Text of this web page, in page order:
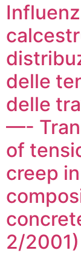
delle
delle
—-
of
creep
2/2001)